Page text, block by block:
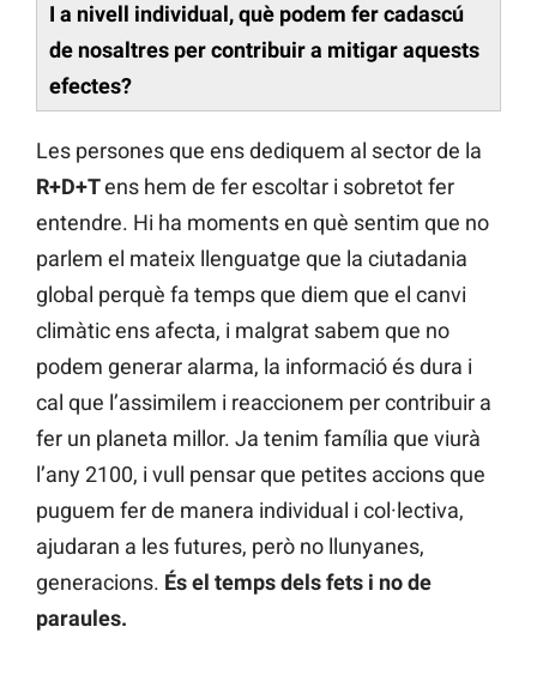
I a nivell individual, què podem fer cadascú
de nosaltres per contribuir a mitigar aquests
efectes?
Les persones que ens dediquem al sector de la
R+D+Tens hem de fer escoltar i sobretot fer
entendre. Hi ha moments en què sentim que no
parlem el mateix llenguatge que la ciutadania
global perquè fa temps que diem que el canvi
climàtic ens afecta, i malgrat sabem que no
podem generar alarma, la informació és dura i
cal que l’assimilem i reaccionem per contribuir a
fer un planeta millor. Ja tenim família que viurà
l’any 2100, i vull pensar que petites accions que
puguem fer de manera individual i col·lectiva,
ajudaran a les futures, però no llunyanes,
generacions. És el temps dels fets i no de
paraules.